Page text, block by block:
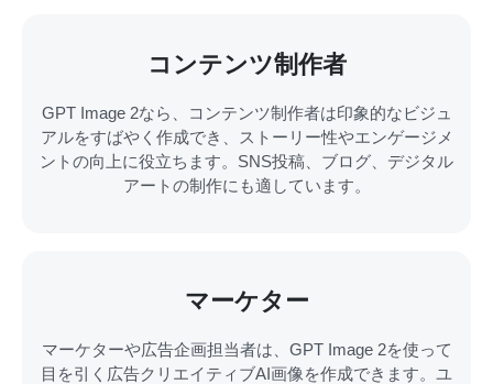
コンテンツ制作者
GPT Image 2なら、コンテンツ制作者は印象的なビジュ
アルをすばやく作成でき、ストーリー性やエンゲージメ
ントの向上に役立ちます。SNS投稿、ブログ、デジタル
アートの制作にも適しています。
マーケター
マーケターや広告企画担当者は、GPT Image 2を使って
目を引く広告クリエイティブAI画像を作成できます。ユ